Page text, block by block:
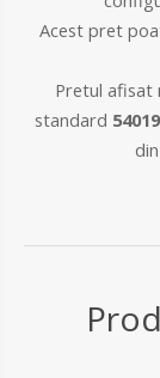
Acest pret
Pretul afisat
standard